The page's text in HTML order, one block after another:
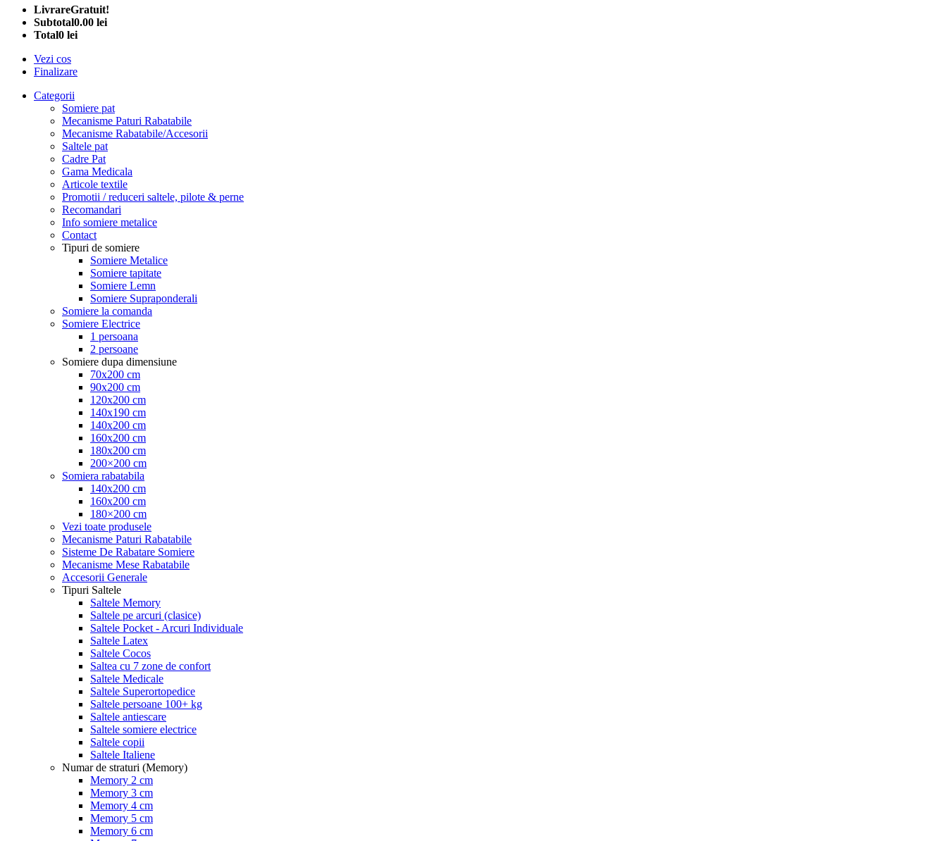
LivrareGratuit!
Subtotal0.00 lei
Total0 lei
Vezi cos
Finalizare
Categorii
Somiere pat
Mecanisme Paturi Rabatabile
Mecanisme Rabatabile/Accesorii
Saltele pat
Cadre Pat
Gama Medicala
Articole textile
Promotii / reduceri saltele, pilote & perne
Recomandari
Info somiere metalice
Contact
Tipuri de somiere
Somiere Metalice
Somiere tapitate
Somiere Lemn
Somiere Supraponderali
Somiere la comanda
Somiere Electrice
1 persoana
2 persoane
Somiere dupa dimensiune
70x200 cm
90x200 cm
120x200 cm
140x190 cm
140x200 cm
160x200 cm
180x200 cm
200×200 cm
Somiera rabatabila
140x200 cm
160x200 cm
180×200 cm
Vezi toate produsele
Mecanisme Paturi Rabatabile
Sisteme De Rabatare Somiere
Mecanisme Mese Rabatabile
Accesorii Generale
Tipuri Saltele
Saltele Memory
Saltele pe arcuri (clasice)
Saltele Pocket - Arcuri Individuale
Saltele Latex
Saltele Cocos
Saltea cu 7 zone de confort
Saltele Medicale
Saltele Superortopedice
Saltele persoane 100+ kg
Saltele antiescare
Saltele somiere electrice
Saltele copii
Saltele Italiene
Numar de straturi (Memory)
Memory 2 cm
Memory 3 cm
Memory 4 cm
Memory 5 cm
Memory 6 cm